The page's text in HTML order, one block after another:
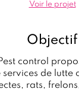
Voir le projet
Objectif
control
services de lutte
rats,